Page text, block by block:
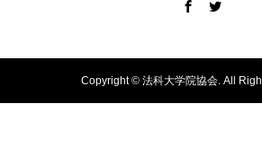
Copyright ©法科大学院協会. All